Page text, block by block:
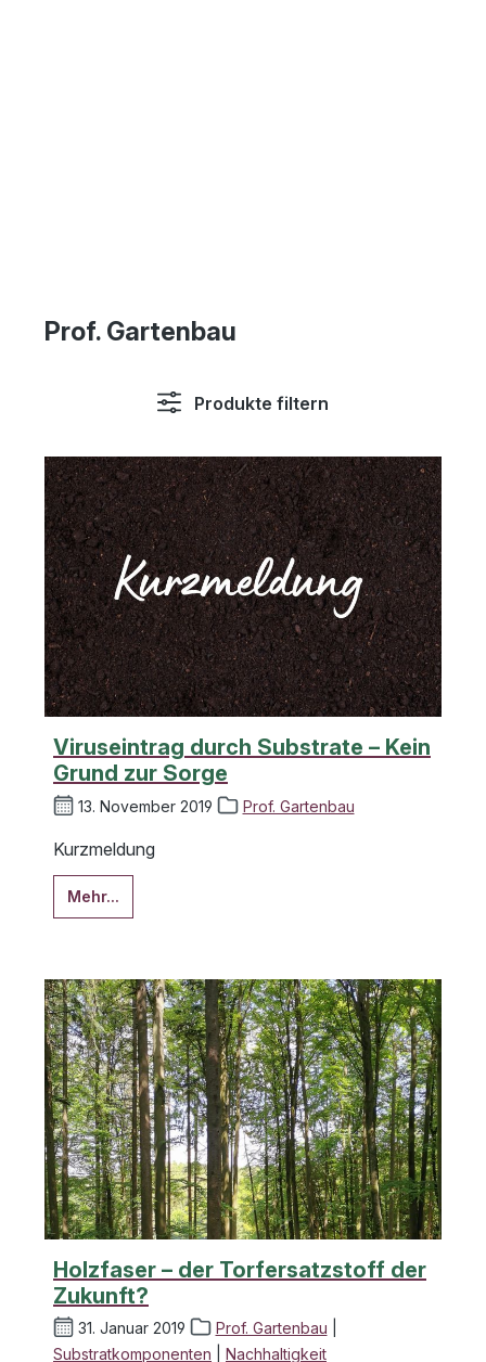
Prof. Gartenbau
Produkte filtern
Viruseintrag durch Substrate – Kein
Grund zur Sorge
13. November 2019 Prof. Gartenbau
Kurzmeldung
Mehr...
Holzfaser – der Torfersatzstoff der
Zukunft?
31. Januar 2019 Prof. Gartenbau
Substratkomponenten
Nachhaltigkeit